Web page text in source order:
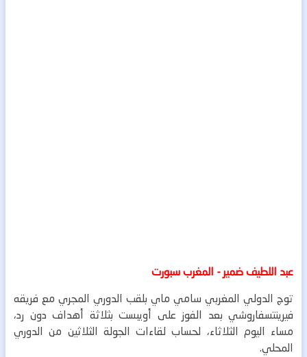
عبد اللطيف ضمير - المغرب سبورت
توج الدولي المغربي سامي ماي بلقب الدوري المجري مع فريقه
فيرينتسفاروشي بعد الفوز على أويبست بثلاثة أهداف دون رد،
مساء اليوم الثلاثاء، لحساب لقاءات الجولة الثلاثين من الدوري
المحلي.